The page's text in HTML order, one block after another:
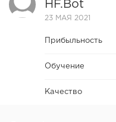
HF.bot
23 МАЯ 2021
Прибыльность
Обучение
Качество